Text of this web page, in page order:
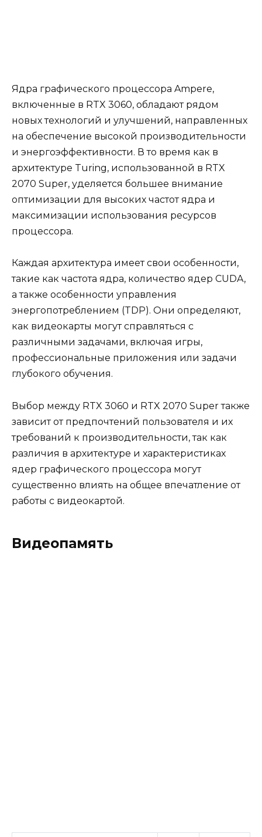
Ядра графического процессора Ampere,
включенные в RTX 3060, обладают рядом
новых технологий и улучшений, направленных
на обеспечение высокой производительности
и энергоэффективности. В то время как в
архитектуре Turing, использованной в RTX
2070 Super, уделяется большее внимание
оптимизации для высоких частот ядра и
максимизации использования ресурсов
процессора.
Каждая архитектура имеет свои особенности,
такие как частота ядра, количество ядер CUDA,
а также особенности управления
энергопотреблением (TDP). Они определяют,
как видеокарты могут справляться с
различными задачами, включая игры,
профессиональные приложения или задачи
глубокого обучения.
Выбор между RTX 3060 и RTX 2070 Super также
зависит от предпочтений пользователя и их
требований к производительности, так как
различия в архитектуре и характеристиках
ядер графического процессора могут
существенно влиять на общее впечатление от
работы с видеокартой.
Видеопамять